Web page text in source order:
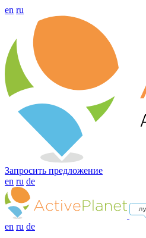
en ru
Запросить предложение
en ru de
en ru de